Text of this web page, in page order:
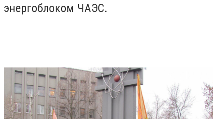
энергоблоком ЧАЭС.